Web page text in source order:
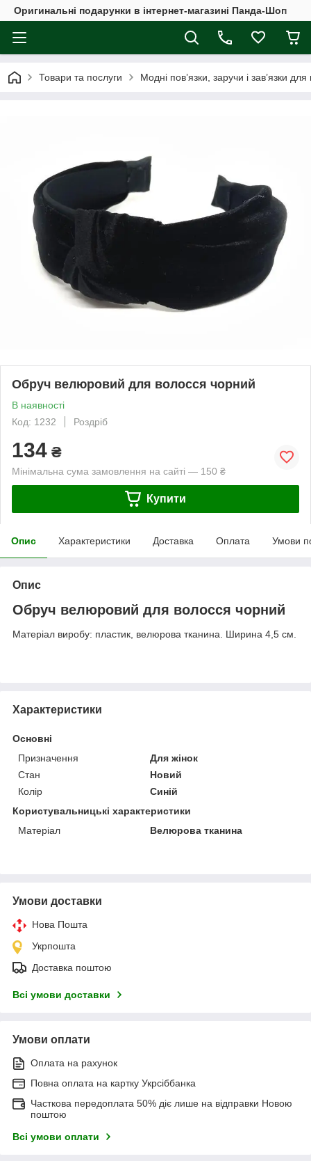
Оригинальні подарунки в інтернет-магазині Панда-Шоп
Товари та послуги Модні пов’язки, заручи і зав’язки
Обруч велюровий для волосся чорний
В наявності
Код: 1232
Роздріб
134 ₴
Мінімальна сума замовлення на сайті — 150 ₴
Купити
Опис Характеристики Доставка Оплата Умови
Опис
Обруч велюровий для волосся чорний
Матеріал виробу: пластик, велюрова тканина. Ширина 4,5 см.
Характеристики
Основні
Призначення
Для жінок
Стан
Новий
Колір
Синій
Користувальницькі характеристики
Матеріал
Велюрова тканина
Умови доставки
Нова Пошта
Укрпошта
Доставка поштою
Всі умови доставки
Умови оплати
Оплата на рахунок
Повна оплата на картку Укрсіббанка
Часткова передоплата 50% діє лише на відправки Новою
поштою
Всі умови оплати